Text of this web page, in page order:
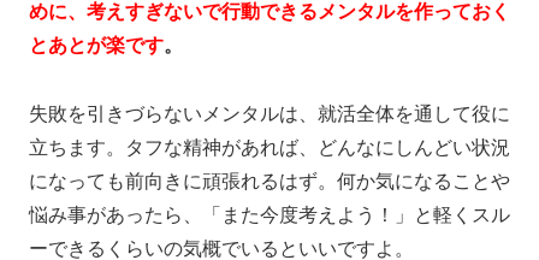
めに、考えすぎないで行動できるメンタルを作っておく
とあとが楽です。
失敗を引きづらないメンタルは、就活全体を通して役に
立ちます。タフな精神があれば、どんなにしんどい状況
になっても前向きに頑張れるはず。何か気になることや
悩み事があったら、「また今度考えよう！」と軽くスル
ーできるくらいの気概でいるといいですよ。